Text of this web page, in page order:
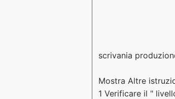
scrivania
Mostra Altre
1 Verificare il "